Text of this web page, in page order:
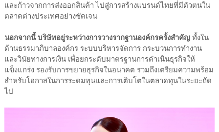
และก้าวจากการส่งออกสินค้า ไปสู่การสร้างแบรนด์ไทยที่มีตัวตนใน
ตลาดต่างประเทศอย่างชัดเจน
นอกจากนี้ บริษัทอยู่ระหว่างการวางรากฐานองค์กรครั้งสำคัญทั้งใน
ด้านธรรมาภิบาลองค์กร ระบบบริหารจัดการ กระบวนการทำงาน
และวินัยทางการเงิน เพื่อยกระดับมาตรฐานการดำเนินธุรกิจให้
แข็งแกร่ง รองรับการขยายธุรกิจในอนาคต รวมถึงเตรียมความพร้อม
สำหรับโอกาสในการระดมทุนและการเติบโตในตลาดทุนในระยะถัด
ไป